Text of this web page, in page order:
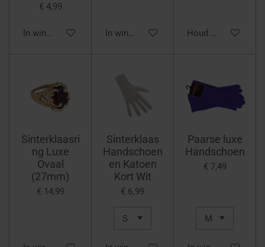
€ 4,99
In winkelwagen In winkelwagen Houd mij op de
Sinterklaasri
ng Luxe
Ovaal
(27mm)
€ 14,99
Sinterklaas
Handschoen
en Katoen
Kort Wit
€ 6,99
Paarse luxe
Handschoen
€ 7,49